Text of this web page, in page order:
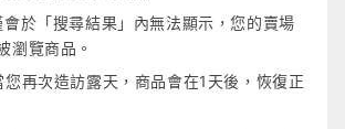
會於「搜尋結果」內無法顯示，您的賣場
瀏覽商品。
您再次造訪露天，商品會在1天後，恢復正